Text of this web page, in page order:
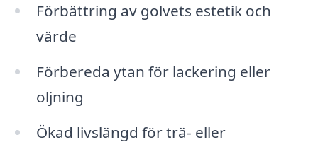
Förbättring av golvets estetik och
värde
Förbereda ytan för lackering eller
oljning
Ökad livslängd för trä- eller